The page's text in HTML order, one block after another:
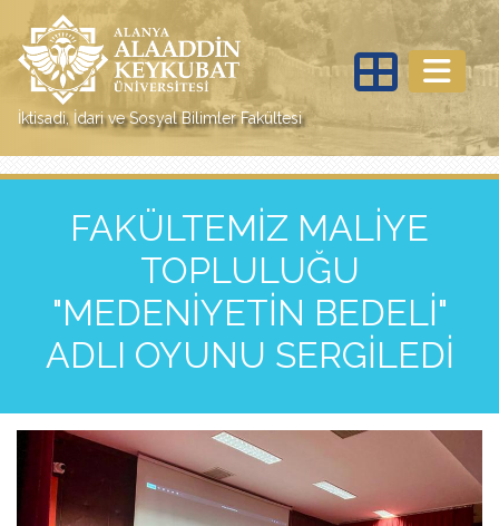
İktisadi, İdari ve Sosyal Bilimler Fakültesi
FAKÜLTEMİZ MALİYE
TOPLULUĞU
"MEDENİYETİN BEDELİ"
ADLI OYUNU SERGİLEDİ